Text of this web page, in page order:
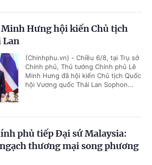
Hưng hội kiến Chủ tịch
Lan
(Chinhphu.vn) - Chiều 6/8, tại Trụ sở
Chính phủ, Thủ tướng Chính phủ Lê
Minh Hưng đã hội kiến Chủ tịch Quốc
hội Vương quốc Thái Lan Sophon...
phủ tiếp Đại sứ Malaysia:
thương mại song phương